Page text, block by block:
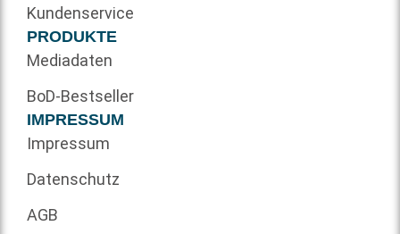
Kundenservice
PRODUKTE
Mediadaten
BoD-Bestseller
IMPRESSUM
Impressum
Datenschutz
AGB